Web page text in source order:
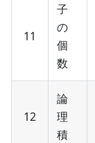
11
子
の
個
数
12
論
理
積